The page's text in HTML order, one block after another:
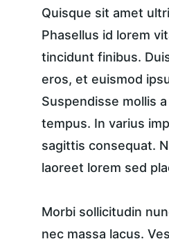
Quisque sit amet
Phasellus id lorem
tincidunt finibus.
eros, et euismod
Suspendisse mollis
tempus. In varius
sagittis consequat.
laoreet lorem sed
Morbi sollicitudin
nec massa lacus.